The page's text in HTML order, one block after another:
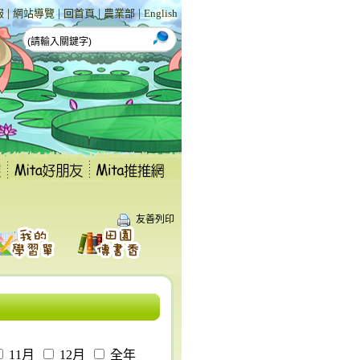
|網站導覽 |回首頁 | 農業部 |English
友善列印
11月 12月 全年